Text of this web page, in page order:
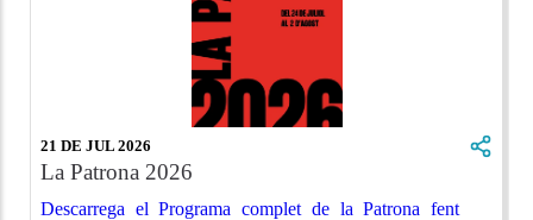
21 DE JUL 2026
La Patrona 2026
Descarrega el Programa complet de la Patrona fent